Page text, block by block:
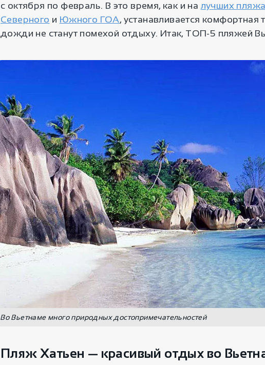
с октября по февраль. В это время, как и на лучших
Северного и Южного ГОА, устанавливается комфортная
дожди не станут помехой отдыху. Итак, ТОП-5 пляжей
Во Вьетнаме много природных достопримечательностей
Пляж Хатьен — красивый отдых во